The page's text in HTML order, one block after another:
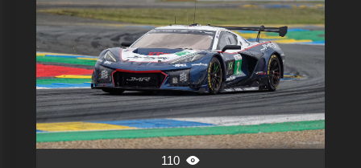
110 